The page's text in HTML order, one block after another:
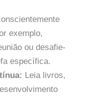
exemplo,
ou desafie-
específica.
Leia livros,